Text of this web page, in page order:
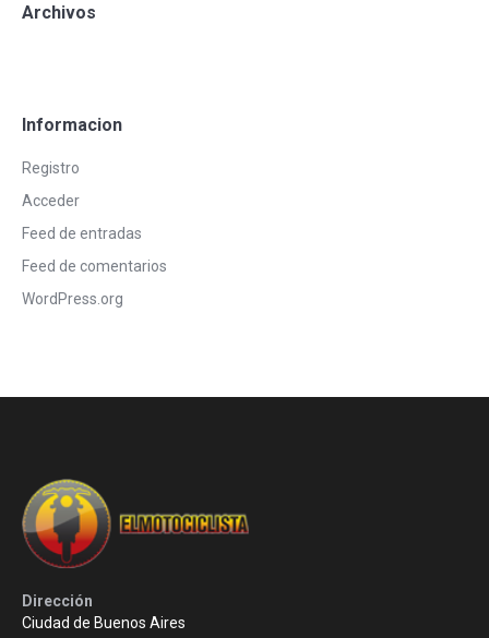
Archivos
Informacion
Registro
Acceder
Feed de entradas
Feed de comentarios
WordPress.org
Dirección
Ciudad de Buenos Aires